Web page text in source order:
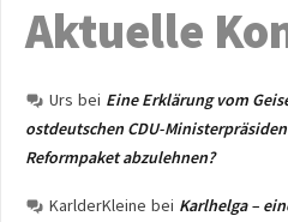
Aktuelle
Urs bei Eine Erklärung vom
ostdeutschen CDU-
Reformpaket abzulehnen?
KarlderKleine bei Karlhelga –